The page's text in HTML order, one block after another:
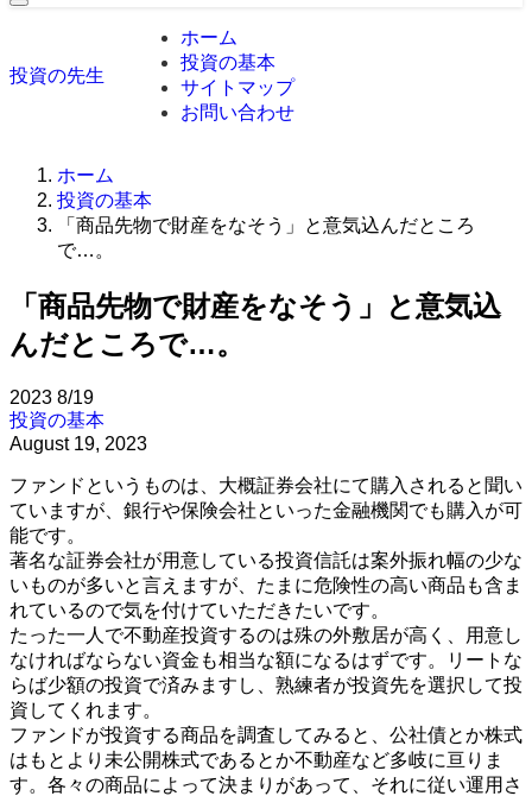
投資の先生
ホーム
投資の基本
サイトマップ
お問い合わせ
ホーム
投資の基本
「商品先物で財産をなそう」と意気込んだところ
で…。
「商品先物で財産をなそう」と意気込
んだところで…。
2023 8/19
投資の基本
August 19, 2023
ファンドというものは、大概証券会社にて購入されると聞い
ていますが、銀行や保険会社といった金融機関でも購入が可
能です。
著名な証券会社が用意している投資信託は案外振れ幅の少な
いものが多いと言えますが、たまに危険性の高い商品も含ま
れているので気を付けていただきたいです。
たった一人で不動産投資するのは殊の外敷居が高く、用意し
なければならない資金も相当な額になるはずです。リートな
らば少額の投資で済みますし、熟練者が投資先を選択して投
資してくれます。
ファンドが投資する商品を調査してみると、公社債とか株式
はもとより未公開株式であるとか不動産など多岐に亘りま
す。各々の商品によって決まりがあって、それに従い運用さ